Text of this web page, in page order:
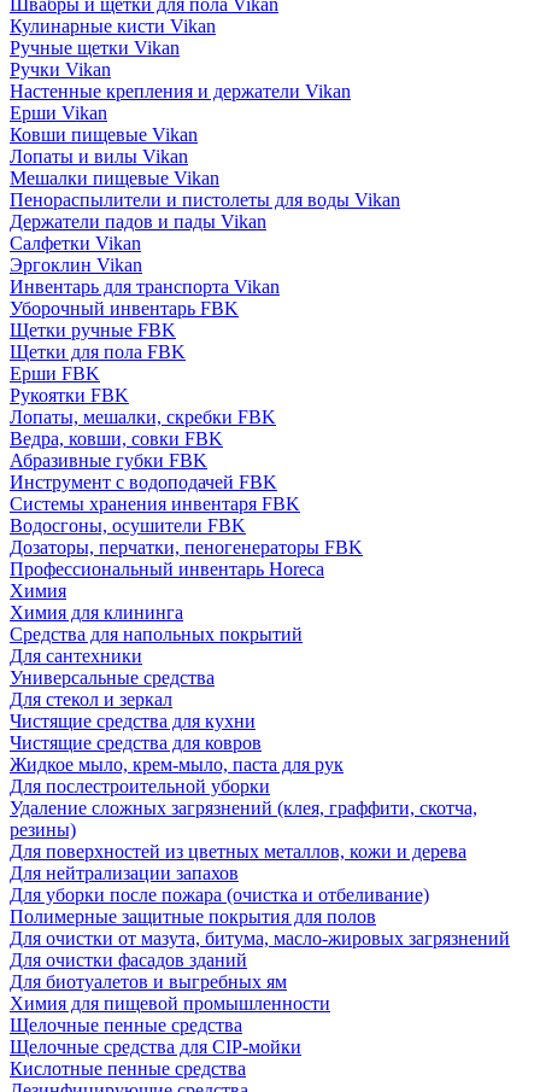
Швабры и щетки для пола Vikan
Кулинарные кисти Vikan
Ручные щетки Vikan
Ручки Vikan
Настенные крепления и держатели Vikan
Ерши Vikan
Ковши пищевые Vikan
Лопаты и вилы Vikan
Мешалки пищевые Vikan
Пенораспылители и пистолеты для воды Vikan
Держатели падов и пады Vikan
Салфетки Vikan
Эргоклин Vikan
Инвентарь для транспорта Vikan
Уборочный инвентарь FBK
Щетки ручные FBK
Щетки для пола FBK
Ерши FBK
Рукоятки FBK
Лопаты, мешалки, скребки FBK
Ведра, ковши, совки FBK
Абразивные губки FBK
Инструмент с водоподачей FBK
Системы хранения инвентаря FBK
Водосгоны, осушители FBK
Дозаторы, перчатки, пеногенераторы FBK
Профессиональный инвентарь Horeca
Химия
Химия для клининга
Средства для напольных покрытий
Для сантехники
Универсальные средства
Для стекол и зеркал
Чистящие средства для кухни
Чистящие средства для ковров
Жидкое мыло, крем-мыло, паста для рук
Для послестроительной уборки
Удаление сложных загрязнений (клея, граффити, скотча,
резины)
Для поверхностей из цветных металлов, кожи и дерева
Для нейтрализации запахов
Для уборки после пожара (очистка и отбеливание)
Полимерные защитные покрытия для полов
Для очистки от мазута, битума, масло-жировых загрязнений
Для очистки фасадов зданий
Для биотуалетов и выгребных ям
Химия для пищевой промышленности
Щелочные пенные средства
Щелочные средства для CIP-мойки
Кислотные пенные средства